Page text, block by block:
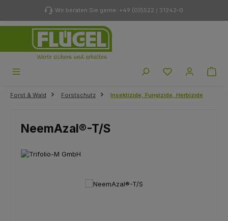
Zum Hauptinhalt springenWir beraten Sie gerne: +49 (0)5522 / 31242-0
Du hast 0
Forst & Wald Forstschutz Insektizide, Fungizide, Herbizide
NeemAzal®-T/S
Bildergalerie überspringen